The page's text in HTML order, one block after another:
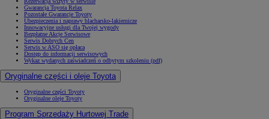
Gwarancja Toyota Relax
Pozostałe Gwarancje Toyoty
Ubezpieczenia i naprawy blacharsko-lakiernicze
Innowacyjne usługi dla Twojej wygody
Bezpłatne Akcje Serwisowe
Serwis Dobrych Cen
Serwis w ASO się opłaca
Dostęp do informacji serwisowych
Wykaz wydanych zaświadczeń o odbytym szkoleniu (pdf)
Oryginalne części i oleje Toyota
Oryginalne części Toyoty
Oryginalne oleje Toyoty
Program Sprzedaży Hurtowej Trade